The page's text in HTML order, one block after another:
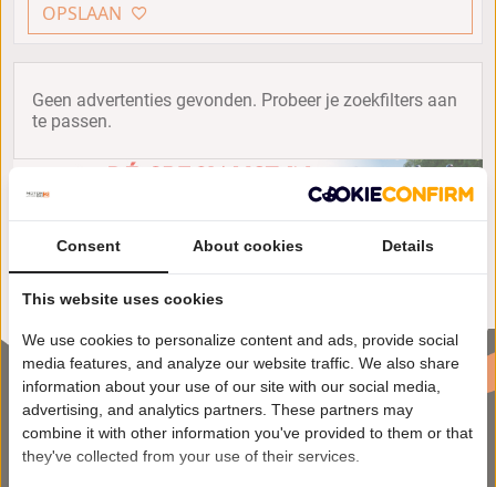
OPSLAAN
Geen advertenties gevonden. Probeer je zoekfilters aan
te passen.
Consent About cookies Details
This website uses cookies
We use cookies to personalize content and ads, provide social
media features, and analyze our website traffic. We also share
information about your use of our site with our social media,
advertising, and analytics partners. These partners may
combine it with other information you've provided to them or that
they've collected from your use of their services.